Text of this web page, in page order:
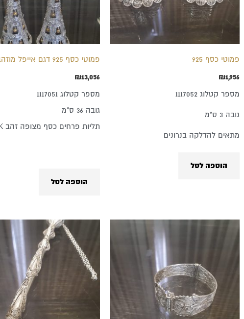
פמוטי כסף 925
₪1,956
מספר קטלוג 1117052
גובה 3 ס"מ
מתאים להדלקה בנרונים
הוספה לסל
פמוטי כסף 925 דגם אייפל מוזהב
₪13,056
מספר קטלוג 1117051
גובה 36 ס"מ
תליות פרחים כסף מצופה זהב 24K
הוספה לסל